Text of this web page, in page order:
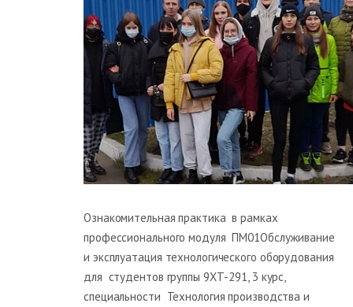
Ознакомительная практика в рамках
профессионального модуля ПМ01Обслуживание
и эксплуатация технологического оборудования
для студентов группы 9ХТ-291, 3 курс,
специальности Технология производства и